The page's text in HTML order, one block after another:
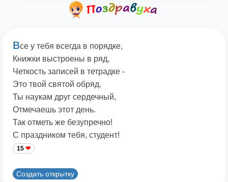
Все у тебя всегда в порядке,
Книжки выстроены в ряд,
Четкость записей в тетрадке -
Это твой святой обряд.
Ты наукам друг сердечный,
Отмечаешь этот день.
Так отметь же безупречно!
С праздником тебя, студент!
15
Создать открытку